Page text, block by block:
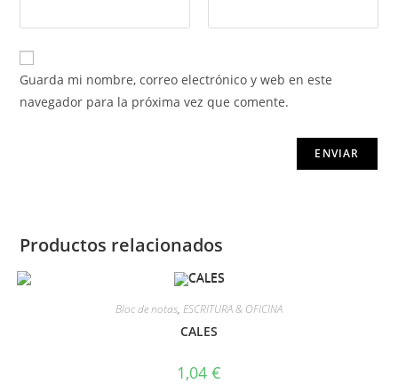
Guarda mi nombre, correo electrónico y web en este
navegador para la próxima vez que comente.
Productos relacionados
Bloc de notas, ESCRITURA & OFICINA
CALES
1,04 €